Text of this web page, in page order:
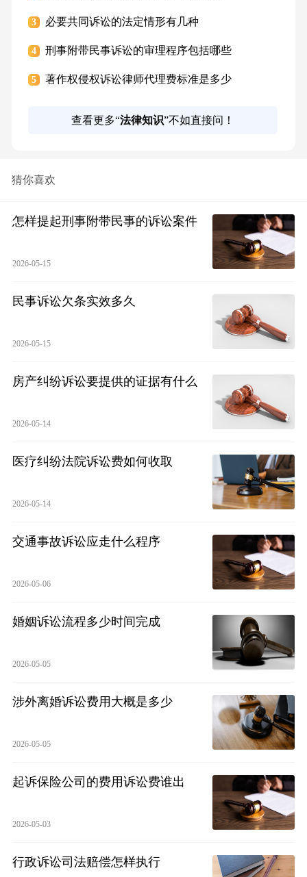
3 必要共同诉讼的法定情形有几种
4 刑事附带民事诉讼的审理程序包括哪些
5 著作权侵权诉讼律师代理费标准是多少
查看更多“法律知识”不如直接问！
猜你喜欢
怎样提起刑事附带民事的诉讼案件
2026-05-15
民事诉讼欠条实效多久
2026-05-15
房产纠纷诉讼要提供的证据有什么
2026-05-14
医疗纠纷法院诉讼费如何收取
2026-05-14
交通事故诉讼应走什么程序
2026-05-06
婚姻诉讼流程多少时间完成
2026-05-05
涉外离婚诉讼费用大概是多少
2026-05-05
起诉保险公司的费用诉讼费谁出
2026-05-03
行政诉讼司法赔偿怎样执行